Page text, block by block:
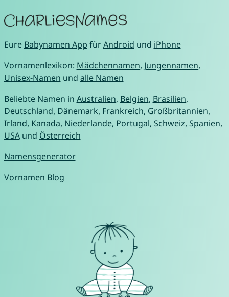
Eure Babynamen App fürAndroid und iPhone
Vornamenlexikon: Mädchennamen, Jungennamen,
Unisex-Namen und alle Namen
Beliebte Namen in Australien, Belgien, Brasilien,
Deutschland, Dänemark, Frankreich, Großbritannien,
Irland, Kanada, Niederlande, Portugal, Schweiz, Spanien,
USAund Österreich
Namensgenerator
Vornamen Blog